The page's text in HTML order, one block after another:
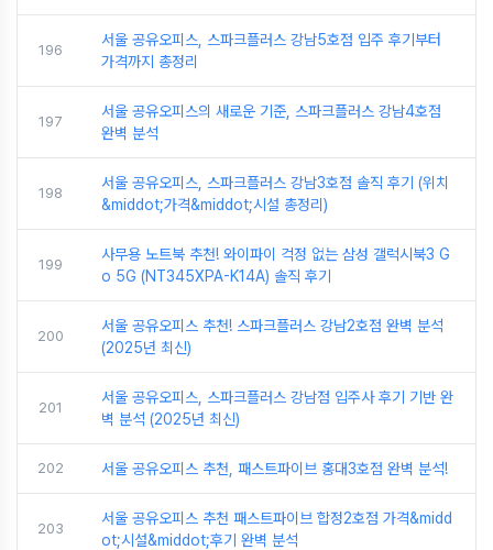
196
서울 공유오피스, 스파크플러스 강남5호점 입주 후기부터
가격까지 총정리
197
서울 공유오피스의 새로운 기준, 스파크플러스 강남4호점
완벽 분석
198
서울 공유오피스, 스파크플러스 강남3호점 솔직 후기 (위치
&middot;가격&middot;시설 총정리)
199
사무용 노트북 추천! 와이파이 걱정 없는 삼성 갤럭시북3 G
o 5G (NT345XPA-K14A) 솔직 후기
200
서울 공유오피스 추천! 스파크플러스 강남2호점 완벽 분석
(2025년 최신)
201
서울 공유오피스, 스파크플러스 강남점 입주사 후기 기반 완
벽 분석 (2025년 최신)
202 서울 공유오피스 추천, 패스트파이브 홍대3호점 완벽 분석!
203
서울 공유오피스 추천 패스트파이브 합정2호점 가격&midd
ot;시설&middot;후기 완벽 분석